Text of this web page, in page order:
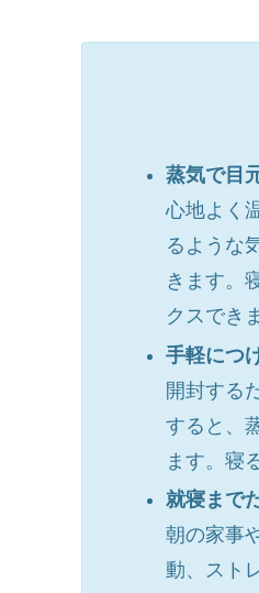
蒸気で目
心地よく
るような
きます。
クスでき
手軽につ
開封する
すると、
ます。寝
就寝まで
朝の家事
動、スト